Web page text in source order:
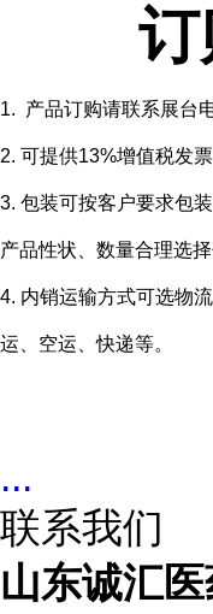
1. 产品订购请联系展台
2. 可提供13%增值税发票
3. 包装可按客户要求包
产品性状、数量合理选择
4. 内销运输方式可选物
运、空运、快递等。
...
联系我们
山东诚汇